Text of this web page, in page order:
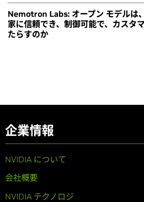
Nemotron Labs: オープン モデルは
家に信頼でき、制御可能で、カスタ
たらすのか
企業情報
NVIDIA について
会社概要
NVIDIA テクノロジ